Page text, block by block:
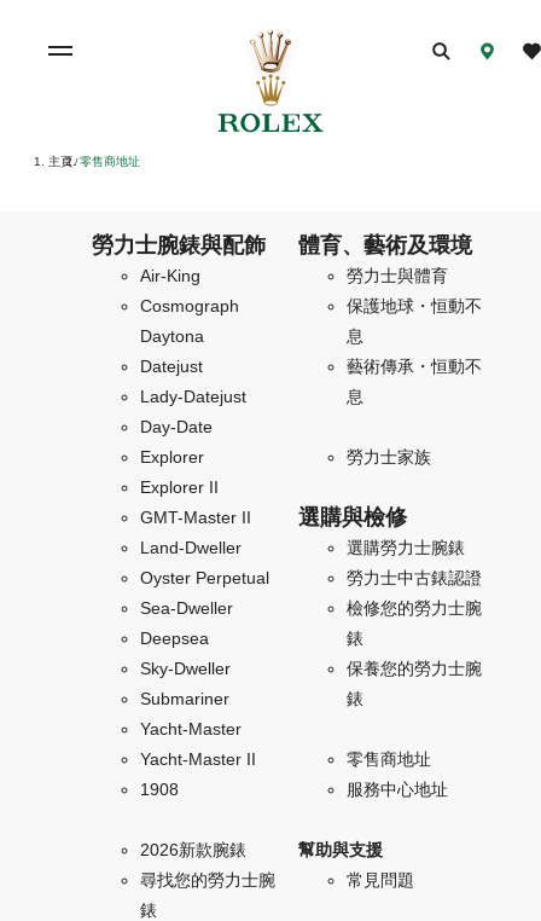
主頁/ 零售商地址
勞力士腕錶與配飾
Air-King
Cosmograph
Daytona
Datejust
Lady-Datejust
Day-Date
Explorer
Explorer II
GMT-Master II
Land-Dweller
Oyster Perpetual
Sea-Dweller
Deepsea
Sky-Dweller
Submariner
Yacht-Master
Yacht-Master II
1908
2026新款腕錶
尋找您的勞力士腕
錶
體育、藝術及環境
勞力士與體育
保護地球・恒動不
息
藝術傳承・恒動不
息
勞力士家族
選購與檢修
選購勞力士腕錶
勞力士中古錶認證
檢修您的勞力士腕
錶
保養您的勞力士腕
錶
零售商地址
服務中心地址
幫助與支援
常見問題